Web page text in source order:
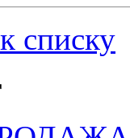
списку